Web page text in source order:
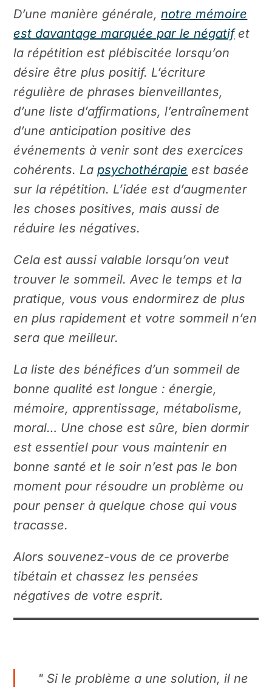
D’une manière générale,notre mémoire
est davantage marquée par le négatifet
la répétition est plébiscitée lorsqu’on
désire être plus positif. L’écriture
régulière de phrases bienveillantes,
d’une liste d’affirmations, l’entraînement
d’une anticipation positive des
événements à venir sont des exercices
cohérents. Lapsychothérapie est basée
sur la répétition. L’idée est d’augmenter
les choses positives, mais aussi de
réduire les négatives.
Cela est aussi valable lorsqu’on veut
trouver le sommeil. Avec le temps et la
pratique, vous vous endormirez de plus
en plus rapidement et votre sommeil n’en
sera que meilleur.
La liste des bénéfices d’un sommeil de
bonne qualité est longue : énergie,
mémoire, apprentissage, métabolisme,
moral… Une chose est sûre, bien dormir
est essentiel pour vous maintenir en
bonne santé et le soir n’est pas le bon
moment pour résoudre un problème ou
pour penser à quelque chose qui vous
tracasse.
Alors souvenez-vous de ce proverbe
tibétain et chassez les pensées
négatives de votre esprit.
" Si le problème a une solution, il ne